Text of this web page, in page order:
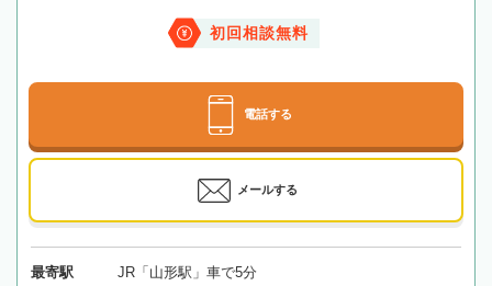
初回相談無料
電話する
メールする
最寄駅 JR「山形駅」車で5分